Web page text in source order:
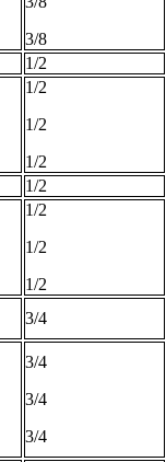
3/8
1/2
1/2
1/2
1/2
1/2
1/2
1/2
1/2
3/4
3/4
3/4
3/4